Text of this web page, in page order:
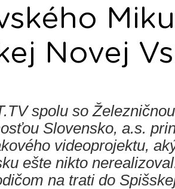
Novej
spolu so Železničnou
Slovensko, a.s.
videoprojektu,
ešte nikto
na trati do